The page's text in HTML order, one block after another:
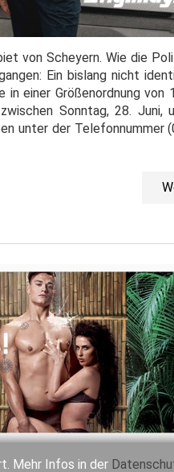
Mehr Infos in der
von Scheyern. Wie die
Ein bislang nicht
einer Größenordnung von
Sonntag, 28. Juni,
unter der Telefonnummer